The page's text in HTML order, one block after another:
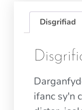
Disgrifiad
ifanc sy'n